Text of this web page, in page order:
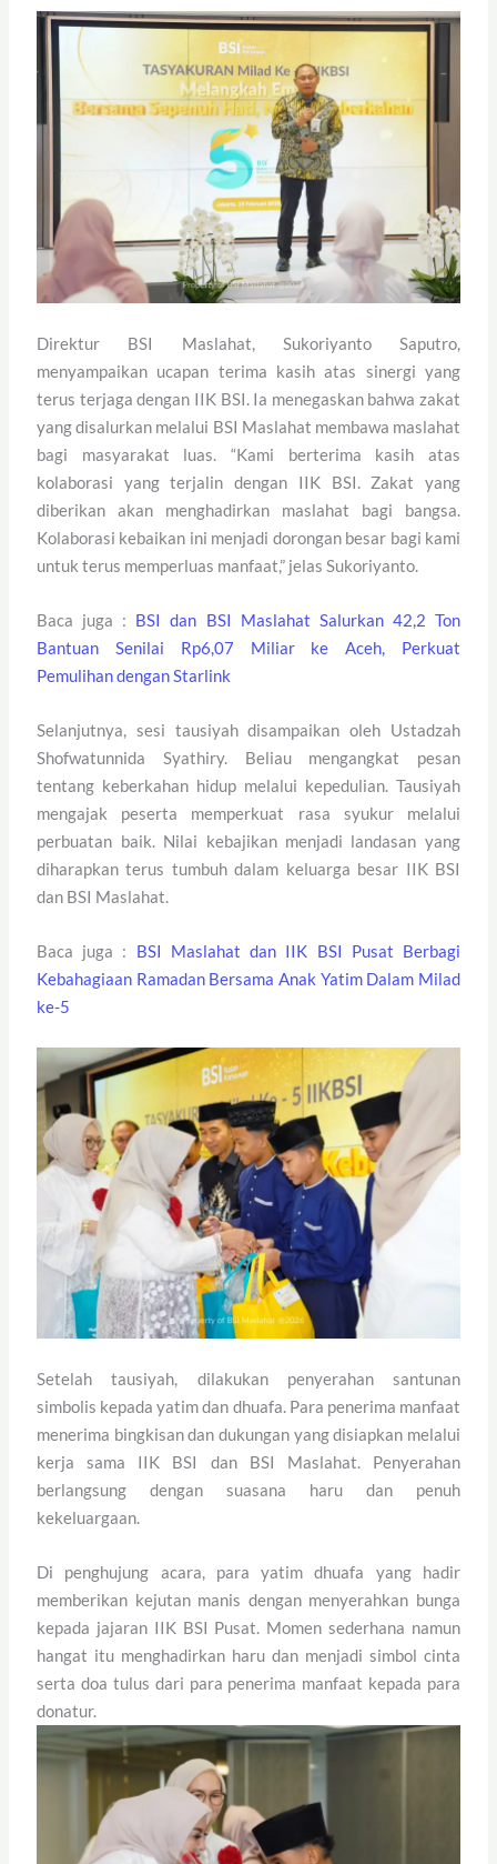
Direktur BSI Maslahat, Sukoriyanto Saputro,
menyampaikan ucapan terima kasih atas sinergi yang
terus terjaga dengan IIK BSI. Ia menegaskan bahwa zakat
yang disalurkan melalui BSI Maslahat membawa maslahat
bagi masyarakat luas. “Kami berterima kasih atas
kolaborasi yang terjalin dengan IIK BSI. Zakat yang
diberikan akan menghadirkan maslahat bagi bangsa.
Kolaborasi kebaikan ini menjadi dorongan besar bagi kami
untuk terus memperluas manfaat,” jelas Sukoriyanto.
Baca juga : BSI dan BSI Maslahat Salurkan 42,2 Ton
Bantuan Senilai Rp6,07 Miliar ke Aceh, Perkuat
Pemulihan dengan Starlink
Selanjutnya, sesi tausiyah disampaikan oleh Ustadzah
Shofwatunnida Syathiry. Beliau mengangkat pesan
tentang keberkahan hidup melalui kepedulian. Tausiyah
mengajak peserta memperkuat rasa syukur melalui
perbuatan baik. Nilai kebajikan menjadi landasan yang
diharapkan terus tumbuh dalam keluarga besar IIK BSI
dan BSI Maslahat.
Baca juga : BSI Maslahat dan IIK BSI Pusat Berbagi
Kebahagiaan Ramadan Bersama Anak Yatim Dalam Milad
ke-5
Setelah tausiyah, dilakukan penyerahan santunan
simbolis kepada yatim dan dhuafa. Para penerima manfaat
menerima bingkisan dan dukungan yang disiapkan melalui
kerja sama IIK BSI dan BSI Maslahat. Penyerahan
berlangsung dengan suasana haru dan penuh
kekeluargaan.
Di penghujung acara, para yatim dhuafa yang hadir
memberikan kejutan manis dengan menyerahkan bunga
kepada jajaran IIK BSI Pusat. Momen sederhana namun
hangat itu menghadirkan haru dan menjadi simbol cinta
serta doa tulus dari para penerima manfaat kepada para
donatur.